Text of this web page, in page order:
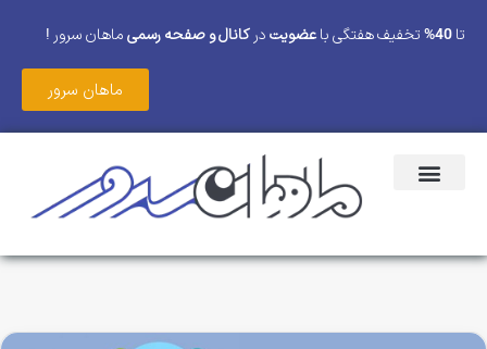
تا 40% تخفیف هفتگی باعضویت در کانال و صفحه رسمی ماهان سرور !
ماهان سرور